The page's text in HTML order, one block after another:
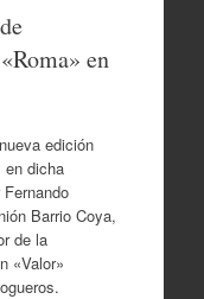
en
edición
en dicha
Barrio Coya,
de la
«Valor»